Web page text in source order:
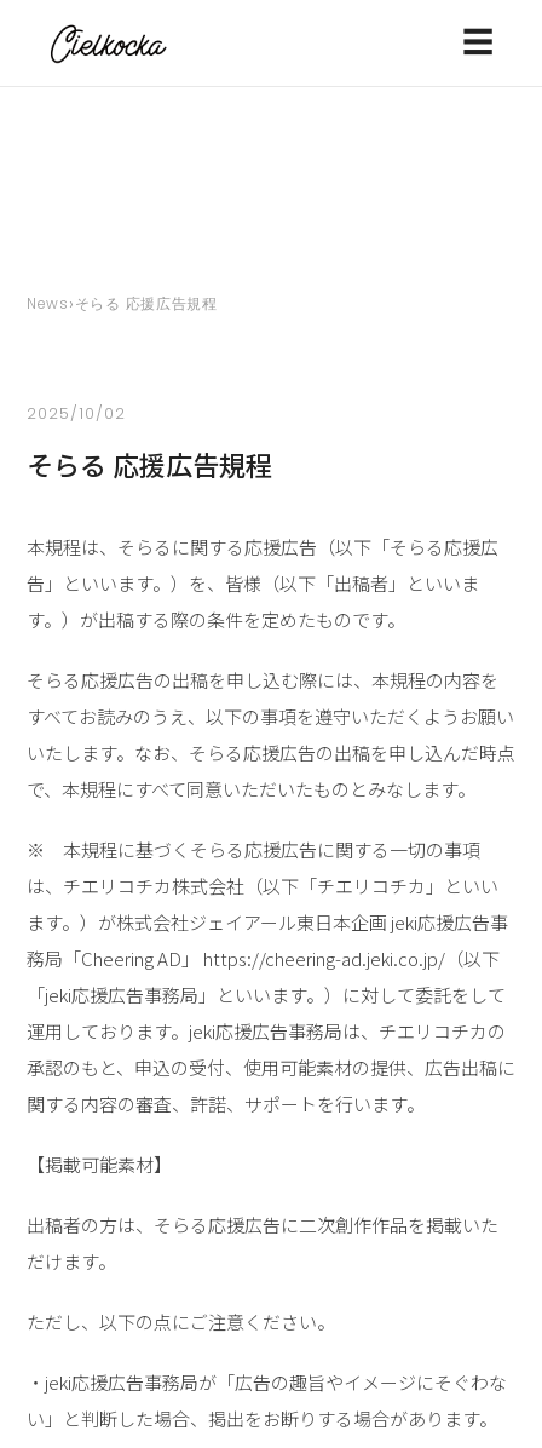
☰
News›そらる 応援広告規程
2025/10/02
そらる 応援広告規程
本規程は、そらるに関する応援広告（以下「そらる応援広
告」といいます。）を、皆様（以下「出稿者」といいま
す。）が出稿する際の条件を定めたものです。
そらる応援広告の出稿を申し込む際には、本規程の内容を
すべてお読みのうえ、以下の事項を遵守いただくようお願い
いたします。なお、そらる応援広告の出稿を申し込んだ時点
で、本規程にすべて同意いただいたものとみなします。
※ 本規程に基づくそらる応援広告に関する一切の事項
は、チエリコチカ株式会社（以下「チエリコチカ」といい
ます。）が株式会社ジェイアール東日本企画 jeki応援広告事
務局「Cheering AD」 https://cheering-ad.jeki.co.jp/ （以下
「jeki応援広告事務局」といいます。）に対して委託をして
運用しております。jeki応援広告事務局は、チエリコチカの
承認のもと、申込の受付、使用可能素材の提供、広告出稿に
関する内容の審査、許諾、サポートを行います。
【掲載可能素材】
出稿者の方は、そらる応援広告に二次創作作品を掲載いた
だけます。
ただし、以下の点にご注意ください。
・jeki応援広告事務局が「広告の趣旨やイメージにそぐわな
い」と判断した場合、掲出をお断りする場合があります。